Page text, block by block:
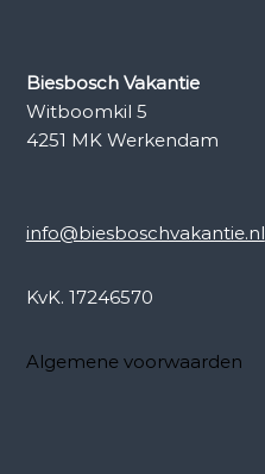
Biesbosch Vakantie
Witboomkil 5
4251 MK Werkendam
info@biesboschvakantie.nl
KvK. 17246570
Algemene voorwaarden